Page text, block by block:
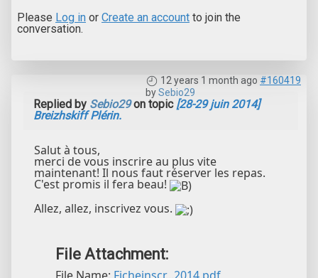
Please Log in or Create an account to join the
conversation.
12 years 1 month ago #160419
bySebio29
Replied by Sebio29on topic [28-29 juin 2014]
Breizhskiff Plérin.
Salut à tous,
merci de vous inscrire au plus vite
maintenant! Il nous faut réserver les repas.
C'est promis il fera beau!
Allez, allez, inscrivez vous.
File Attachment: